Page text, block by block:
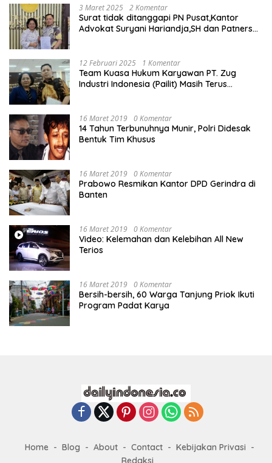
3 Maret 2025 2 Komentar
Surat tidak ditanggapi PN Pusat,Kantor
Advokat Suryani Hariandja,SH dan Patners
12 Februari 2025 1 Komentar
Team Kuasa Hukum Karyawan PT. Zug
Industri Indonesia (Pailit) Masih Terus
16 Maret 2019 0 Komentar
14 Tahun Terbunuhnya Munir, Polri Didesak
Bentuk Tim Khusus
16 Maret 2019 0 Komentar
Prabowo Resmikan Kantor DPD Gerindra di
Banten
16 Maret 2019 0 Komentar
Video: Kelemahan dan Kelebihan All New
Terios
16 Maret 2019 0 Komentar
Bersih-bersih, 60 Warga Tanjung Priok Ikuti
Program Padat Karya
Home Blog About Contact
Kebijakan Privasi
Redaksi